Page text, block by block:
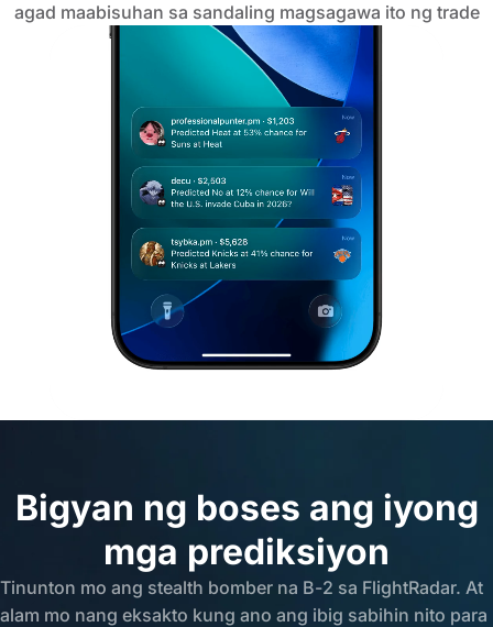
agad maabisuhan sa sandaling magsagawa ito ng trade
Bigyan ng boses ang iyong
mga prediksiyon
Tinunton mo ang stealth bomber na B-2 sa FlightRadar. At
alam mo nang eksakto kung ano ang ibig sabihin nito para